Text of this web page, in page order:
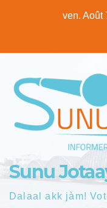
ven. Août
Sunu
Dalaal akk jàm!